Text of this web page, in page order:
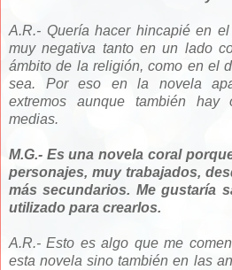
A.R.- Quería hacer hincapié en
muy negativa tanto en un lado
ámbito de la religión, como en el
sea. Por eso en la novela
extremos aunque también hay
medias.
M.G.- Es una novela coral
personajes, muy trabajados,
más secundarios. Me gustaría
utilizado para crearlos.
A.R.- Esto es algo que me
esta novela sino también en las